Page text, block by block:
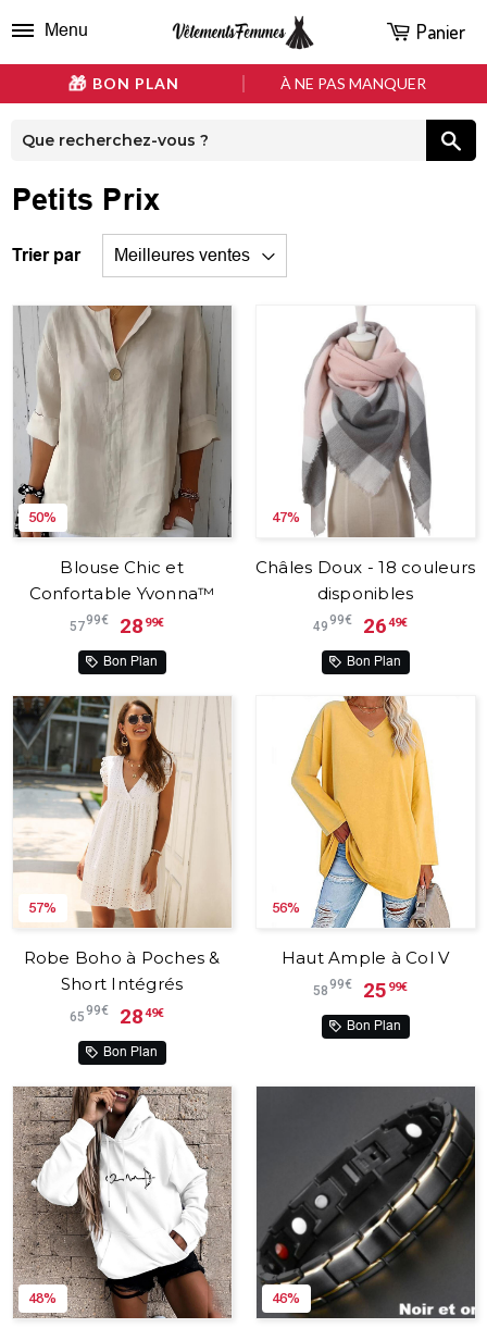
BON PLAN À NE PAS MANQUER
Menu Panier
Petits Prix
Trier par
50%
Blouse Chic et
Confortable Yvonna™
5799€ 28 99€
Bon Plan
47%
Châles Doux - 18 couleurs
disponibles
4999€ 2649€
Bon Plan
57%
Robe Boho à Poches &
Short Intégrés
6599€ 2849€
Bon Plan
56%
Haut Ample à Col V
5899€ 25 99€
Bon Plan
48% 46%